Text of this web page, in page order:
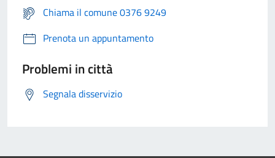
Chiama il comune 0376 9249
Prenota un appuntamento
Problemi in città
Segnala disservizio